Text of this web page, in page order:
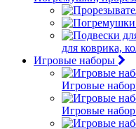
для коврика,
Игровые наборы
Игровые
Игровые